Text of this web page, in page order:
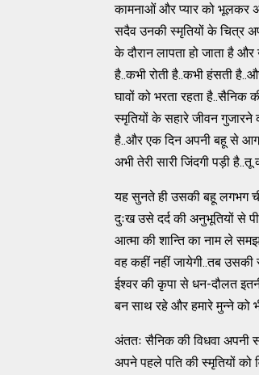
कामनाओं और प्यार को भूलकर
सदैव उनकी स्मृतियों के चित्र
के दौरान लापता हो जाता है
है..कभी रोती है..कभी हंसती
घावों को भरता रहता है..सैनिक
स्मृतियों के सहारे जीवन गुजारने
है..और एक दिन अपनी बहू से
अभी तेरी सारी जिंदगी पड़ी है..तू
यह सुनते ही उसकी बहू लगभग
दुःख उसे दर्द की अनुभूतियों से
आत्मा की शान्ति का नाम ले
वह कहीं नहीं जायेगी..तब
ईश्वर की कृपा से धन-दौलत
बन साथ रहे और हमारे मुन्ने को
अंततः सैनिक की विधवा अपनी
अपने पहले पति की स्मृतियों को